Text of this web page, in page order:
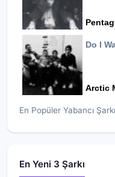
Do I
Arctic
En Popüler Yabancı
En Yeni 3 Şarkı